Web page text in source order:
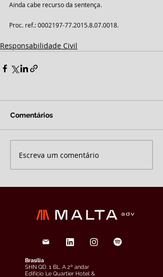
Ainda cabe recurso da sentença.
Proc. ref.: 0002197-77.2015.8.07.0018.
Responsabilidade Civil
Comentários
Escreva um comentário
Brasília
SHN QD. 1 BL. A 2º andar
Edifício Le Quartier Hotel &